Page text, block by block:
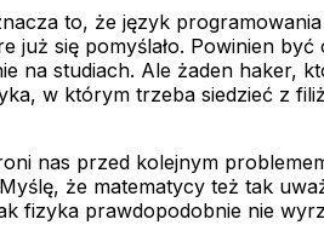
to, że język
się pomyślało. Powinien być
na studiach. Ale żaden haker,
w którym trzeba siedzieć z
nas przed kolejnym
że matematycy też tak
fizyka prawdopodobnie nie